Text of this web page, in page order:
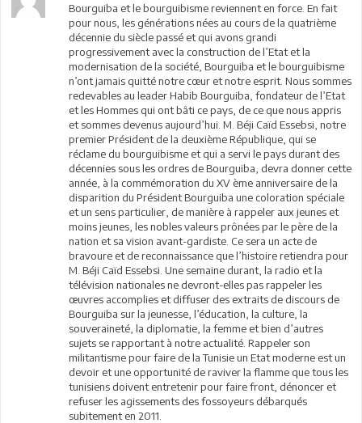
Bourguiba et le bourguibisme reviennent en force. En fait
pour nous, les générations nées au cours de la quatrième
décennie du siècle passé et qui avons grandi
progressivement avec la construction de l’Etat et la
modernisation de la société, Bourguiba et le bourguibisme
n’ont jamais quitté notre cœur et notre esprit. Nous sommes
redevables au leader Habib Bourguiba, fondateur de l’Etat
et les Hommes qui ont bâti ce pays, de ce que nous appris
et sommes devenus aujourd’hui. M. Béji Caïd Essebsi, notre
premier Président de la deuxième République, qui se
réclame du bourguibisme et qui a servi le pays durant des
décennies sous les ordres de Bourguiba, devra donner cette
année, à la commémoration du XV ème anniversaire de la
disparition du Président Bourguiba une coloration spéciale
et un sens particulier, de manière à rappeler aux jeunes et
moins jeunes, les nobles valeurs prônées par le père de la
nation et sa vision avant-gardiste. Ce sera un acte de
bravoure et de reconnaissance que l’histoire retiendra pour
M. Béji Caïd Essebsi. Une semaine durant, la radio et la
télévision nationales ne devront-elles pas rappeler les
œuvres accomplies et diffuser des extraits de discours de
Bourguiba sur la jeunesse, l’éducation, la culture, la
souveraineté, la diplomatie, la femme et bien d’autres
sujets se rapportant à notre actualité. Rappeler son
militantisme pour faire de la Tunisie un Etat moderne est un
devoir et une opportunité de raviver la flamme que tous les
tunisiens doivent entretenir pour faire front, dénoncer et
refuser les agissements des fossoyeurs débarqués
subitement en 2011.